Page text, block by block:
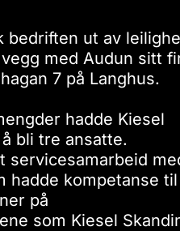
bedriften ut av
med Audun sitt
7 på Langhus.
hadde Kiesel
bli tre ansatte.
servicesamarbeid
hadde kompetanse til
på
som Kiesel